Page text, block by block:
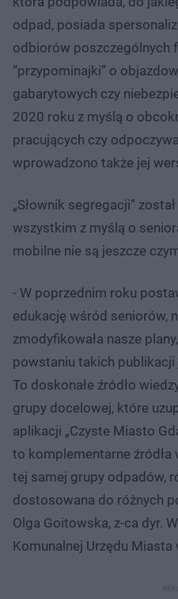
odpad, posiada
odbiorów poszczególnych
“przypominajki” o
gabarytowych czy
2020 roku z myślą o
pracujących czy
wprowadzono także jej
„Słownik segregacji”
wszystkim z myślą o
mobilne nie są jeszcze
- W poprzednim roku
edukację wśród seniorów,
zmodyfikowała nasze
powstaniu takich publikacji
To doskonałe źródło
grupy docelowej, które
aplikacji „Czyste Miasto
to komplementarne źródła
tej samej grupy odpadów,
dostosowana do różnych
Olga Goitowska, z-ca dyr.
Komunalnej Urzędu Miasta